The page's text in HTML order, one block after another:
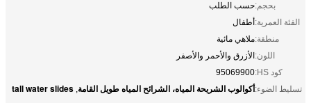
بحجم:حسب الطلب
الفئة العمرية:أطفال
منطقة:ملاهي مائية
اللون:الأزرق والأحمر والأصفر
كود HS:
95069900
تسليط الضوء:أكوالوب الشريحة المياه، الشرائح المياه طويل القامة,
tall water slides